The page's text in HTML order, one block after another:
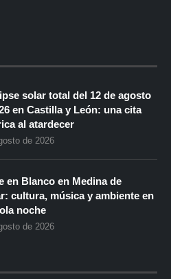
solar total del 12 de agosto
en Castilla y León: una cita
al atardecer
de 2026
en Blanco en Medina de
cultura, música y ambiente en
noche
de 2026